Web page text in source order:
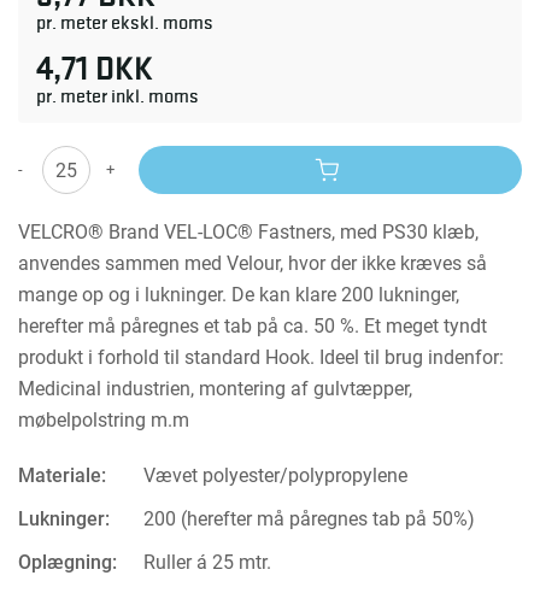
pr. meter ekskl. moms
4,71 DKK
pr. meter inkl. moms
- +
VELCRO® Brand VEL-LOC® Fastners, med PS30 klæb,
anvendes sammen med Velour, hvor der ikke kræves så
mange op og i lukninger. De kan klare 200 lukninger,
herefter må påregnes et tab på ca. 50 %. Et meget tyndt
produkt i forhold til standard Hook. Ideel til brug indenfor:
Medicinal industrien, montering af gulvtæpper,
møbelpolstring m.m
Materiale:
Vævet polyester/polypropylene
Lukninger:
200 (herefter må påregnes tab på 50%)
Oplægning:
Ruller á 25 mtr.